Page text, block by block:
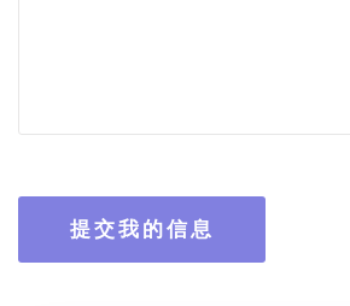
提交我的信息